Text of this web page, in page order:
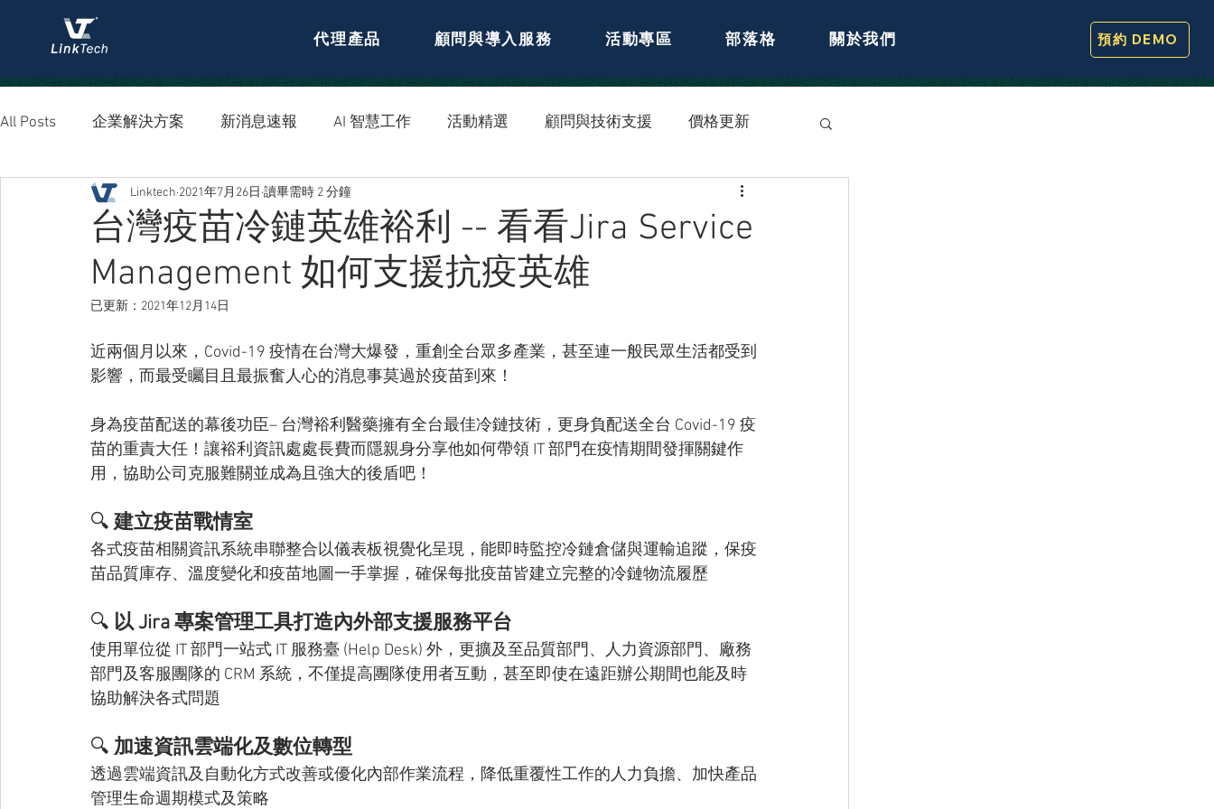
代理產品 顧問與導入服務 活動專區 部落格 關於我們 預約 DEMO
All Posts 企業解決方案 新消息速報 AI 智慧工作 活動精選 顧問與技術支援 價格更新
資安防護
台灣疫苗冷鏈英雄裕利 -- 看看Jira Service
Management 如何支援抗疫英雄
Linktech 2021年7月26日 讀畢需時 2 分鐘
已更新： 2021年12月14日
近兩個月以來，Covid-19 疫情在台灣大爆發，重創全台眾多產業，甚至連一般民眾生活都受到
影響，而最受矚目且最振奮人心的消息事莫過於疫苗到來！
身為疫苗配送的幕後功臣– 台灣裕利醫藥擁有全台最佳冷鏈技術，更身負配送全台 Covid-19 疫
苗的重責大任！讓裕利資訊處處長費而隱親身分享他如何帶領 IT 部門在疫情期間發揮關鍵作
用，協助公司克服難關並成為且強大的後盾吧！
🔍️ 建立疫苗戰情室
各式疫苗相關資訊系統串聯整合以儀表板視覺化呈現，能即時監控冷鏈倉儲與運輸追蹤，保疫
苗品質庫存、溫度變化和疫苗地圖一手掌握，確保每批疫苗皆建立完整的冷鏈物流履歷
🔍️ 以 Jira 專案管理工具打造內外部支援服務平台
使用單位從 IT 部門一站式 IT 服務臺 (Help Desk) 外，更擴及至品質部門、人力資源部門、廠務
部門及客服團隊的 CRM 系統，不僅提高團隊使用者互動，甚至即使在遠距辦公期間也能及時
協助解決各式問題
🔍️ 加速資訊雲端化及數位轉型
透過雲端資訊及自動化方式改善或優化內部作業流程，降低重覆性工作的人力負擔、加快產品
管理生命週期模式及策略